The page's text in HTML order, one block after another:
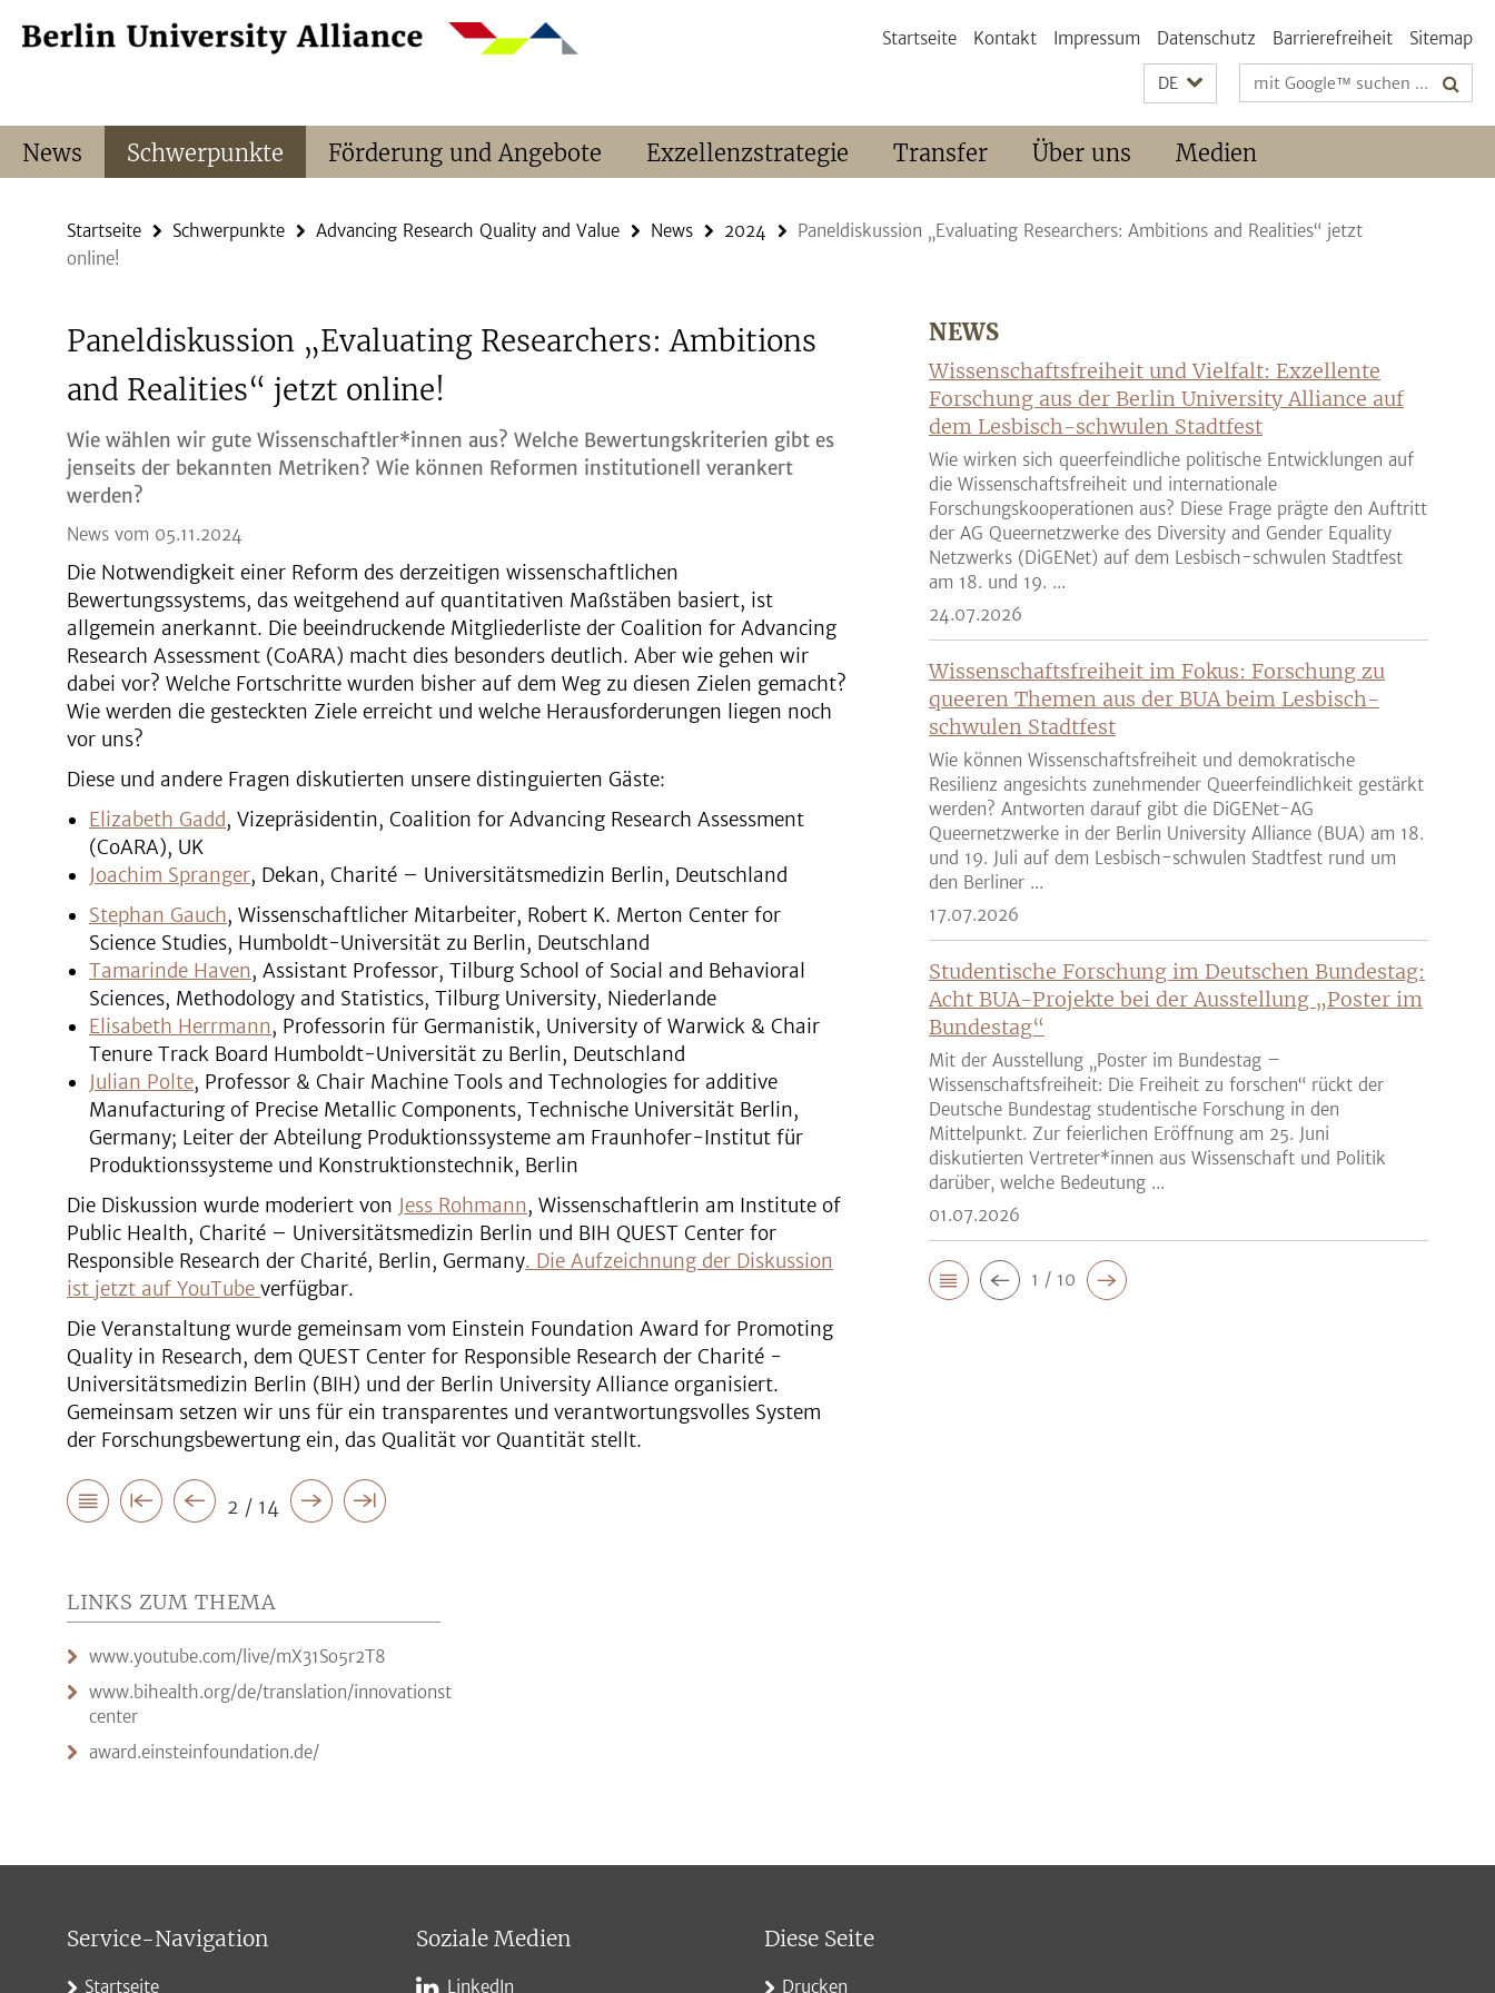
direkt
Service-
Startseite Kontakt Impressum Datenschutz Barrierefreiheit Sitemap
DE Suchbegriffe
News Schwerpunkte Förderung und Angebote Exzellenzstrategie Transfer Über uns Medien
Startseite Schwerpunkte Advancing Research Quality and Value News 2024
Paneldiskussion „Evaluating Researchers: Ambitions and Realities“ jetzt
online!
Paneldiskussion „Evaluating Researchers: Ambitions
and Realities“ jetzt online!
Wie wählen wir gute Wissenschaftler*innen aus? Welche Bewertungskriterien gibt es
jenseits der bekannten Metriken? Wie können Reformen institutionell verankert
werden?
News vom 05.11.2024
Die Notwendigkeit einer Reform des derzeitigen wissenschaftlichen
Bewertungssystems, das weitgehend auf quantitativen Maßstäben basiert, ist
allgemein anerkannt. Die beeindruckende Mitgliederliste der Coalition for Advancing
Research Assessment (CoARA) macht dies besonders deutlich. Aber wie gehen wir
dabei vor? Welche Fortschritte wurden bisher auf dem Weg zu diesen Zielen gemacht?
Wie werden die gesteckten Ziele erreicht und welche Herausforderungen liegen noch
vor uns?
Diese und andere Fragen diskutierten unsere distinguierten Gäste:
Elizabeth Gadd, Vizepräsidentin, Coalition for Advancing Research Assessment
(CoARA), UK
Joachim Spranger, Dekan, Charité – Universitätsmedizin Berlin, Deutschland
Stephan Gauch, Wissenschaftlicher Mitarbeiter, Robert K. Merton Center for
Science Studies, Humboldt-Universität zu Berlin, Deutschland
Tamarinde Haven, Assistant Professor, Tilburg School of Social and Behavioral
Sciences, Methodology and Statistics, Tilburg University, Niederlande
Elisabeth Herrmann, Professorin für Germanistik, University of Warwick & Chair
Tenure Track Board Humboldt-Universität zu Berlin, Deutschland
Julian Polte, Professor & Chair Machine Tools and Technologies for additive
Manufacturing of Precise Metallic Components, Technische Universität Berlin,
Germany; Leiter der Abteilung Produktionssysteme am Fraunhofer-Institut für
Produktionssysteme und Konstruktionstechnik, Berlin
Die Diskussion wurde moderiert von Jess Rohmann, Wissenschaftlerin am Institute of
Public Health, Charité – Universitätsmedizin Berlin und BIH QUEST Center for
Responsible Research der Charité, Berlin, Germany. Die Aufzeichnung der Diskussion
ist jetzt auf YouTube verfügbar.
Die Veranstaltung wurde gemeinsam vom Einstein Foundation Award for Promoting
Quality in Research, dem QUEST Center for Responsible Research der Charité -
Universitätsmedizin Berlin (BIH) und der Berlin University Alliance organisiert.
Gemeinsam setzen wir uns für ein transparentes und verantwortungsvolles System
der Forschungsbewertung ein, das Qualität vor Quantität stellt.
2 / 14
LINKS ZUM THEMA
www.youtube.com/live/mX31So5r2T8
www.bihealth.org/de/translation/innovationstreiber/quest-
center
award.einsteinfoundation.de/
NEWS
Wissenschaftsfreiheit und Vielfalt: Exzellente
Forschung aus der Berlin University Alliance auf
dem Lesbisch-schwulen Stadtfest
Wie wirken sich queerfeindliche politische Entwicklungen auf
die Wissenschaftsfreiheit und internationale
Forschungskooperationen aus? Diese Frage prägte den Auftritt
der AG Queernetzwerke des Diversity and Gender Equality
Netzwerks (DiGENet) auf dem Lesbisch-schwulen Stadtfest
am 18. und 19. ...
24.07.2026
Wissenschaftsfreiheit im Fokus: Forschung zu
queeren Themen aus der BUA beim Lesbisch-
schwulen Stadtfest
Wie können Wissenschaftsfreiheit und demokratische
Resilienz angesichts zunehmender Queerfeindlichkeit gestärkt
werden? Antworten darauf gibt die DiGENet-AG
Queernetzwerke in der Berlin University Alliance (BUA) am 18.
und 19. Juli auf dem Lesbisch-schwulen Stadtfest rund um
den Berliner ...
17.07.2026
Studentische Forschung im Deutschen Bundestag:
Acht BUA-Projekte bei der Ausstellung „Poster im
Bundestag“
Mit der Ausstellung „Poster im Bundestag –
Wissenschaftsfreiheit: Die Freiheit zu forschen“ rückt der
Deutsche Bundestag studentische Forschung in den
Mittelpunkt. Zur feierlichen Eröffnung am 25. Juni
diskutierten Vertreter*innen aus Wissenschaft und Politik
darüber, welche Bedeutung ...
01.07.2026
1 / 10
Service-Navigation
Startseite
Soziale Medien
LinkedIn
Diese Seite
Drucken